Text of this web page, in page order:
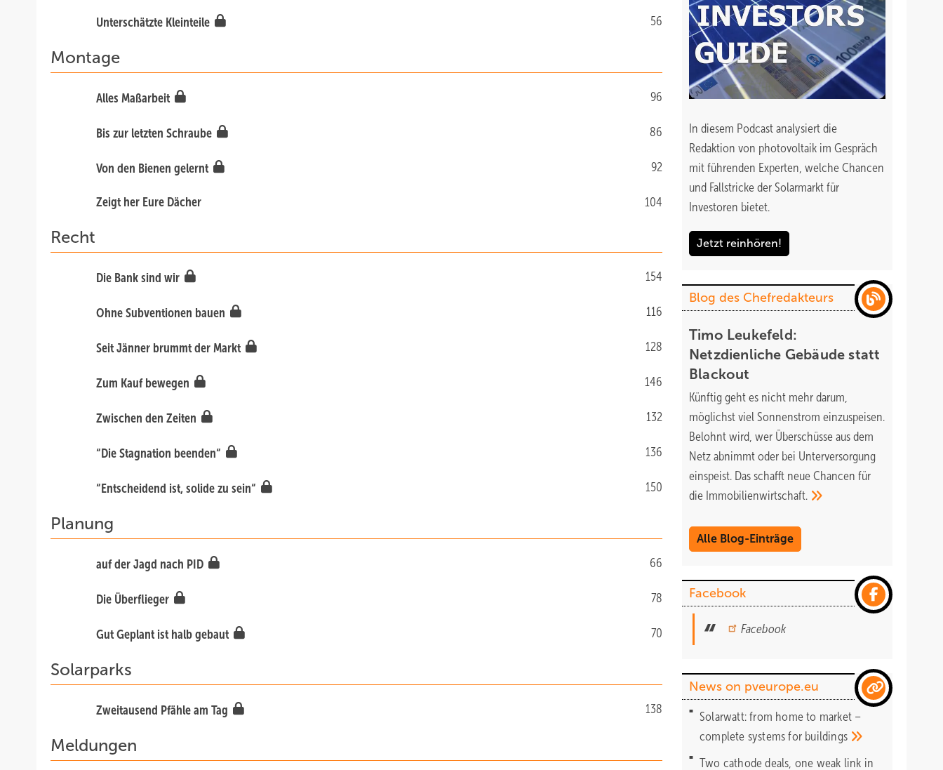
56
Unterschätzte Kleinteile
Montage
96
Alles Maßarbeit
86
Bis zur letzten Schraube
92
Von den Bienen gelernt
104
Zeigt her Eure Dächer
Recht
154
Die Bank sind wir
116
Ohne Subventionen bauen
128
Seit Jänner brummt der Markt
146
Zum Kauf bewegen
132
Zwischen den Zeiten
136
“Die Stagnation beenden“
150
“Entscheidend ist, solide zu sein“
Planung
66
auf der Jagd nach PID
78
Die Überflieger
70
Gut Geplant ist halb gebaut
Solarparks
138
Zweitausend Pfähle am Tag
Meldungen
In diesem Podcast analysiert die
Redaktion von photovoltaik im Gespräch
mit führenden Experten, welche Chancen
und Fallstricke der Solarmarkt für
Investoren bietet.
Jetzt reinhören!
Blog des Chefredakteurs
Timo Leukefeld:
Netzdienliche Gebäude statt
Blackout
Künftig geht es nicht mehr darum,
möglichst viel Sonnenstrom einzuspeisen.
Belohnt wird, wer Überschüsse aus dem
Netz abnimmt oder bei Unterversorgung
einspeist. Das schafft neue Chancen für
die Immobilienwirtschaft.
Alle Blog-Einträge
Facebook
Facebook
News on pveurope.eu
Solarwatt: from home to market –
complete systems for buildings
Two cathode deals, one weak link in